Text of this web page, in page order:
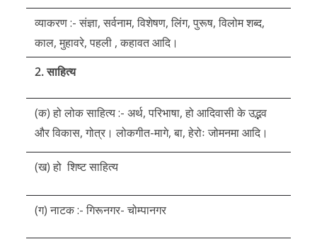
व्याकरण :- संज्ञा, सर्वनाम, विशेषण, लिंग, पुरूष, विलोम शब्द,
काल, मुहावरे, पहली , कहावत आदि।
2. साहित्य
(क) हो लोक साहित्य :- अर्थ, परिभाषा, हो आदिवासी के उद्भव
और विकास, गोत्र। लोकगीत-मागे, बा, हेरोः जोमनमा आदि।
(ख) हो शिष्ट साहित्य
(ग) नाटक :- गिरूनगर- चोम्पानगर